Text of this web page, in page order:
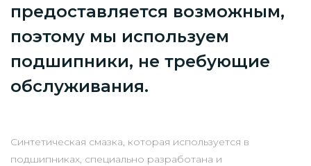
предоставляется возможным,
поэтому мы используем
подшипники, не требующие
обслуживания.
Синтетическая смазка, которая используется в
подшипниках, специально разработана и